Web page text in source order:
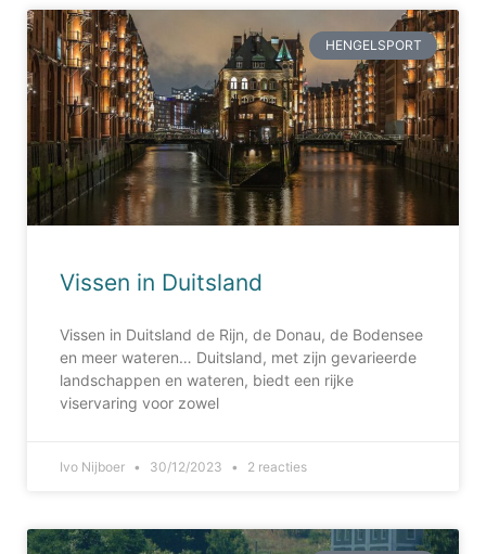
HENGELSPORT
Vissen in Duitsland
Vissen in Duitsland de Rijn, de Donau, de Bodensee
en meer wateren… Duitsland, met zijn gevarieerde
landschappen en wateren, biedt een rijke
viservaring voor zowel
Ivo Nijboer 30/12/2023 2 reacties